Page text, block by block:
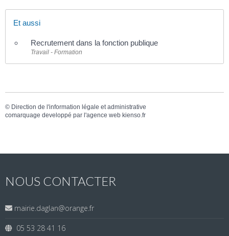
Et aussi
Recrutement dans la fonction publique
Travail - Formation
© Direction de l'information légale et administrative
comarquage developpé par l'agence web kienso.fr
NOUS CONTACTER
mairie.daglan@orange.fr
05 53 28 41 16